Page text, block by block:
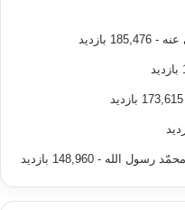
عنه - 185,476 بازدید
رسول الله - 148,960 بازدید